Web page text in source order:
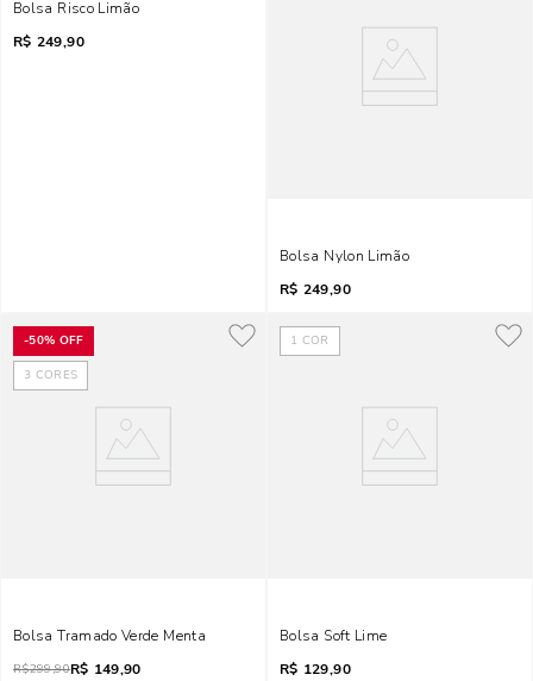
Bolsa Risco Limão
R$ 249,90
Bolsa Nylon Limão
R$ 249,90
-50% OFF
3 CORES
Bolsa Tramado Verde Menta
R$299,90R$ 149,90
1 COR
Bolsa Soft Lime
R$ 129,90